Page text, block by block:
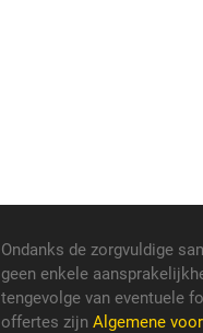
Ondanks de zorgvuldige
geen enkele
tengevolge van eventuele
offertes zijn Algemene